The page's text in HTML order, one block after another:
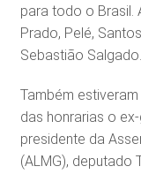
para todo o Brasil.
Prado, Pelé,
Sebastião Salgado.
Também
das honrarias o
presidente da
(ALMG), deputado